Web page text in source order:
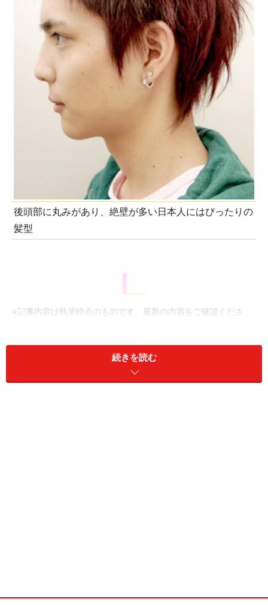
後頭部に丸みがあり、絶壁が多い日本人にはぴったりの
髪型
※記事内容は執筆時点のものです。最新の内容をご確認くださ
1/5
続きを読む